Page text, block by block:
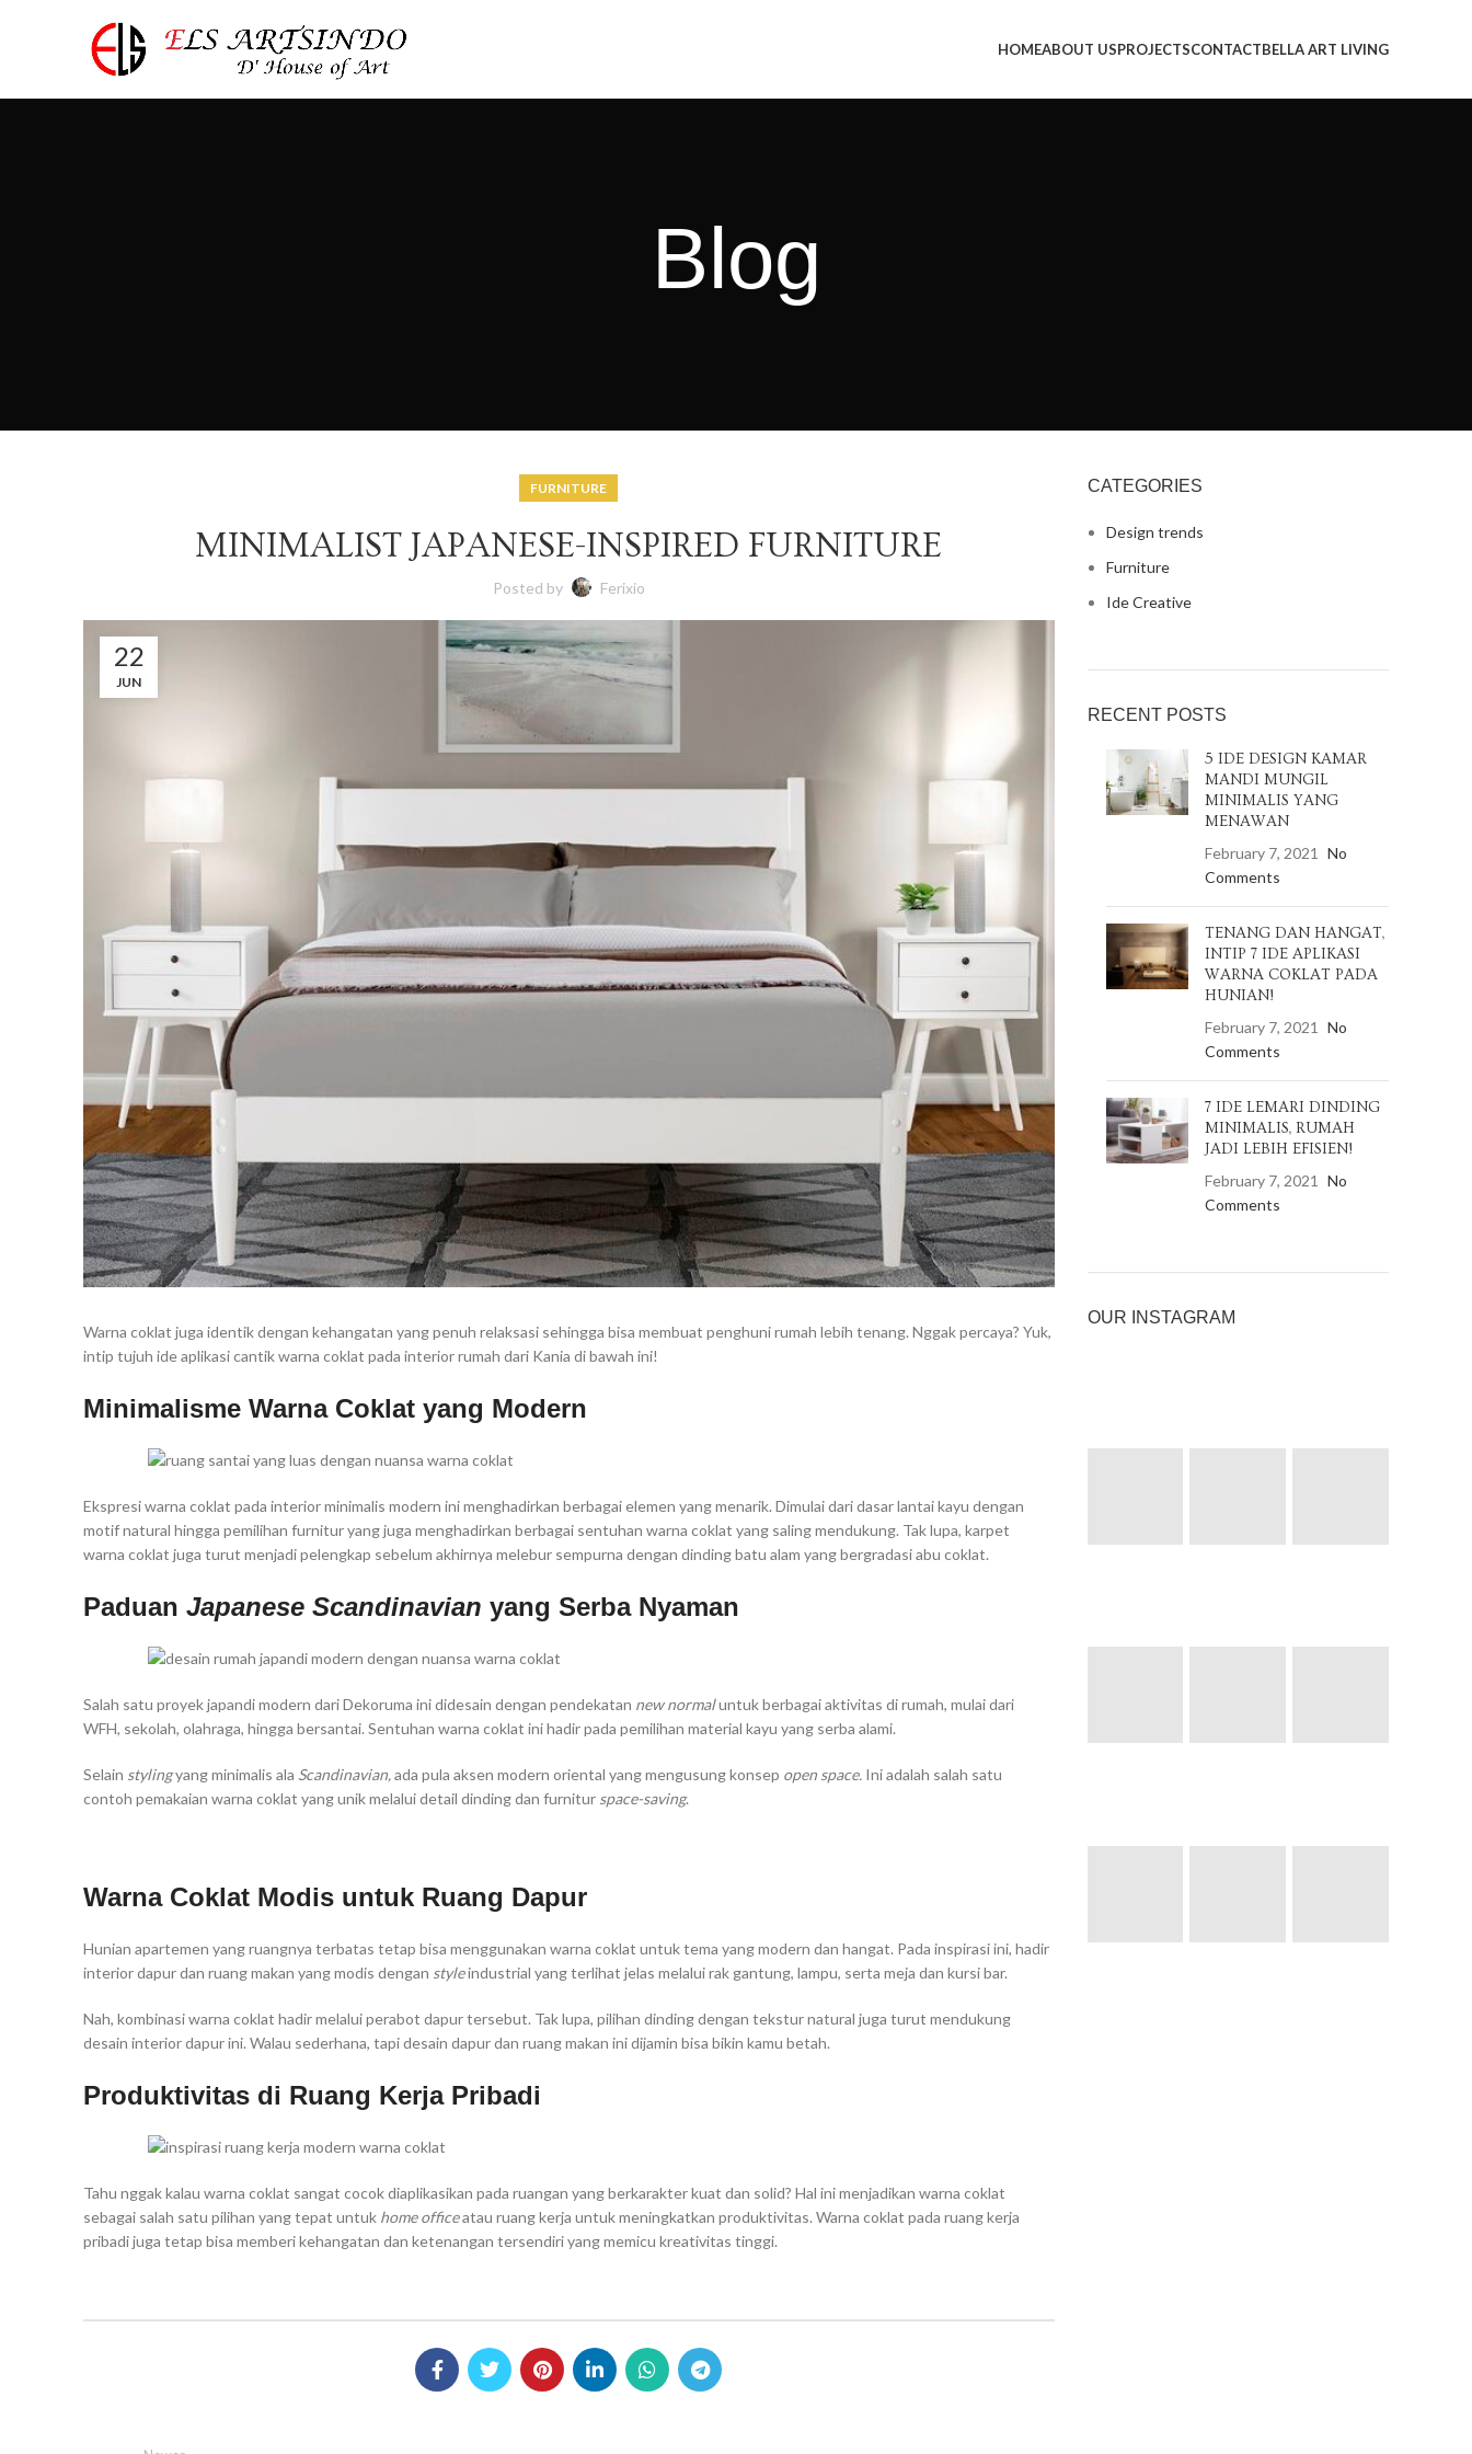
HOMEABOUT USPROJECTSCONTACTBELLA ART LIVING
Blog
FURNITURE
MINIMALIST JAPANESE-INSPIRED FURNITURE
Posted by Ferixio
22
JUN
Warna coklat juga identik dengan kehangatan yang penuh relaksasi sehingga bisa membuat penghuni rumah lebih tenang. Nggak percaya? Yuk,
intip tujuh ide aplikasi cantik warna coklat pada interior rumah dari Kania di bawah ini!
Minimalisme Warna Coklat yang Modern
Ekspresi warna coklat pada interior minimalis modern ini menghadirkan berbagai elemen yang menarik. Dimulai dari dasar lantai kayu dengan
motif natural hingga pemilihan furnitur yang juga menghadirkan berbagai sentuhan warna coklat yang saling mendukung. Tak lupa, karpet
warna coklat juga turut menjadi pelengkap sebelum akhirnya melebur sempurna dengan dinding batu alam yang bergradasi abu coklat.
Paduan Japanese Scandinavian yang Serba Nyaman
Salah satu proyek japandi modern dari Dekoruma ini didesain dengan pendekatan new normaluntuk berbagai aktivitas di rumah, mulai dari
WFH, sekolah, olahraga, hingga bersantai. Sentuhan warna coklat ini hadir pada pemilihan material kayu yang serba alami.
Selain stylingyang minimalis ala Scandinavian,ada pula aksen modern oriental yang mengusung konsep open space. Ini adalah salah satu
contoh pemakaian warna coklat yang unik melalui detail dinding dan furnitur space-saving.
Warna Coklat Modis untuk Ruang Dapur
Hunian apartemen yang ruangnya terbatas tetap bisa menggunakan warna coklat untuk tema yang modern dan hangat. Pada inspirasi ini, hadir
interior dapur dan ruang makan yang modis dengan styleindustrial yang terlihat jelas melalui rak gantung, lampu, serta meja dan kursi bar.
Nah, kombinasi warna coklat hadir melalui perabot dapur tersebut. Tak lupa, pilihan dinding dengan tekstur natural juga turut mendukung
desain interior dapur ini. Walau sederhana, tapi desain dapur dan ruang makan ini dijamin bisa bikin kamu betah.
Produktivitas di Ruang Kerja Pribadi
Tahu nggak kalau warna coklat sangat cocok diaplikasikan pada ruangan yang berkarakter kuat dan solid? Hal ini menjadikan warna coklat
sebagai salah satu pilihan yang tepat untuk home officeatau ruang kerja untuk meningkatkan produktivitas. Warna coklat pada ruang kerja
pribadi juga tetap bisa memberi kehangatan dan ketenangan tersendiri yang memicu kreativitas tinggi.
CATEGORIES
Design trends
Furniture
Ide Creative
RECENT POSTS
5 IDE DESIGN KAMAR
MANDI MUNGIL
MINIMALIS YANG
MENAWAN
February 7, 2021
No
Comments
TENANG DAN HANGAT,
INTIP 7 IDE APLIKASI
WARNA COKLAT PADA
HUNIAN!
February 7, 2021
No
Comments
7 IDE LEMARI DINDING
MINIMALIS, RUMAH
JADI LEBIH EFISIEN!
February 7, 2021
No
Comments
OUR INSTAGRAM